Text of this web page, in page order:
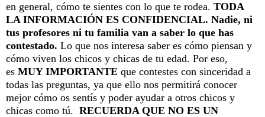
en general, cómo te sientes con lo que te rodea. TODA
LA INFORMACIÓN ES CONFIDENCIAL. Nadie, ni
tus profesores ni tu familia van a saber lo que has
contestado. Lo que nos interesa saber es cómo piensan y
cómo viven los chicos y chicas de tu edad. Por eso,
es MUY IMPORTANTE que contestes con sinceridad a
todas las preguntas, ya que ello nos permitirá conocer
mejor cómo os sentís y poder ayudar a otros chicos y
chicas como tú. RECUERDA QUE NO ES UN